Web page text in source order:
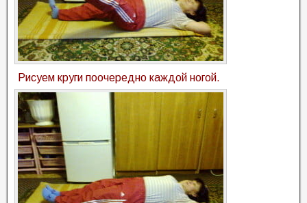
Рисуем круги поочередно каждой ногой.